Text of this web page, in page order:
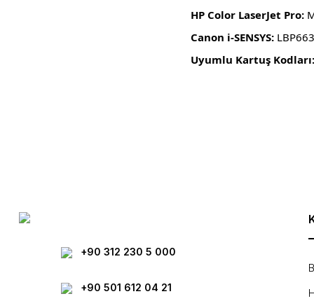
HP Color LaserJet Pro:
Canon i-SENSYS:
Uyumlu Kartuş Kodları:
+90 312 230 5 000
+90 501 612 04 21